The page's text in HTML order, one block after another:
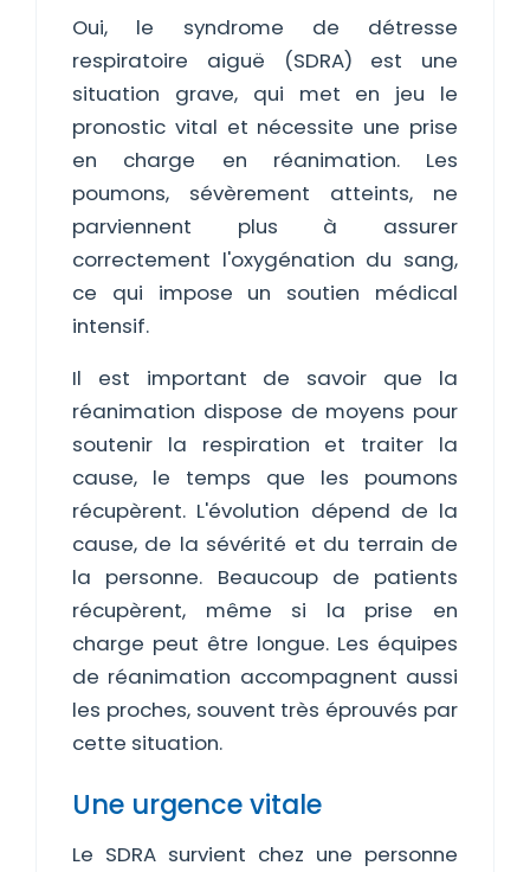
Oui, le syndrome de détresse
respiratoire aiguë (SDRA) est une
situation grave, qui met en jeu le
pronostic vital et nécessite une prise
en charge en réanimation. Les
poumons, sévèrement atteints, ne
parviennent plus à assurer
correctement l'oxygénation du sang,
ce qui impose un soutien médical
intensif.
Il est important de savoir que la
réanimation dispose de moyens pour
soutenir la respiration et traiter la
cause, le temps que les poumons
récupèrent. L'évolution dépend de la
cause, de la sévérité et du terrain de
la personne. Beaucoup de patients
récupèrent, même si la prise en
charge peut être longue. Les équipes
de réanimation accompagnent aussi
les proches, souvent très éprouvés par
cette situation.
Une urgence vitale
Le SDRA survient chez une personne